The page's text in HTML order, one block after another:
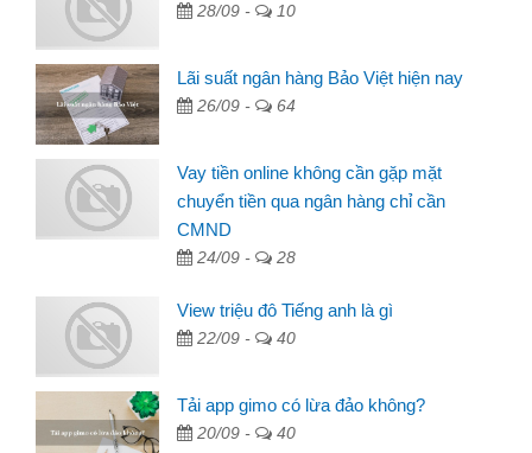
28/09 - 10
Lãi suất ngân hàng Bảo Việt hiện nay
26/09 - 64
Vay tiền online không cần gặp mặt
chuyển tiền qua ngân hàng chỉ cần
CMND
24/09 - 28
View triệu đô Tiếng anh là gì
22/09 - 40
Tải app gimo có lừa đảo không?
20/09 - 40